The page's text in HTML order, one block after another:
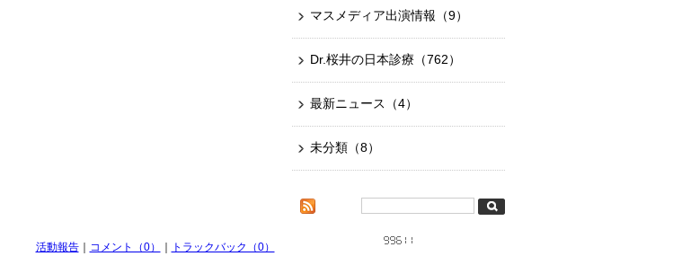
活動報告｜ コメント（0） トラックバック（0）
マスメディア出演情報 （9）
Dr.桜井の日本診療 （762）
最新ニュース （4）
未分類（8）